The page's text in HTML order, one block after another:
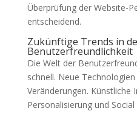
Überprüfung der Website-
entscheidend.
Zukünftige Trends in
Benutzerfreundlichkeit
Die Welt der
schnell. Neue
Veränderungen. Künstliche
Personalisierung und